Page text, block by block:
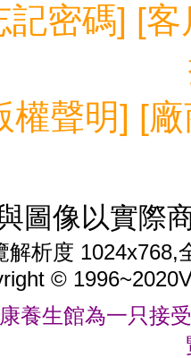
記密碼] [客
權聲明] [
圖像以實際
解析度 1024x768,
© 1996~2020
養生館為一只接